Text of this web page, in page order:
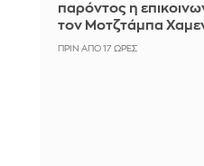
παρόντος η
τον Μοτζτάμπα
ΠΡΙΝ ΑΠΌ 17 ΏΡΕΣ